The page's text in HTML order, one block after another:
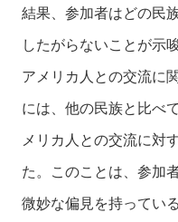
結果、参加者はどの民
したがらないことが示
アメリカ人との交流に
には、他の民族と比べ
メリカ人との交流に対
た。このことは、参加
微妙な偏見を持ってい